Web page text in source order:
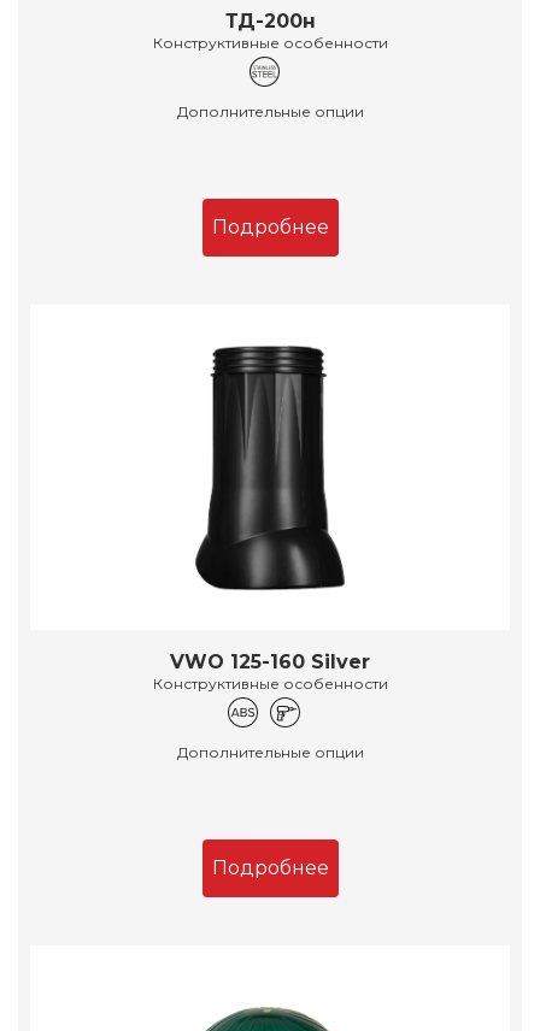
ТД-200н
Конструктивные особенности
Дополнительные опции
Подробнее
VWO 125-160 Silver
Конструктивные особенности
Дополнительные опции
Подробнее